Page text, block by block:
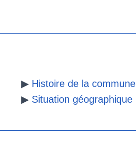
▶ Histoire de la commune
▶ Situation géographique